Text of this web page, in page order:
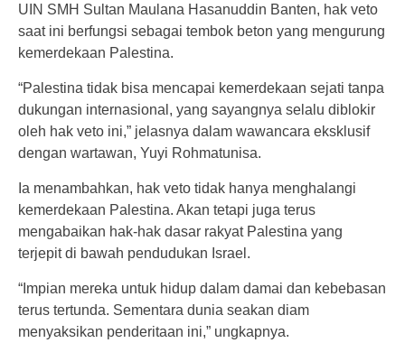
UIN SMH Sultan Maulana Hasanuddin Banten, hak veto
saat ini berfungsi sebagai tembok beton yang mengurung
kemerdekaan Palestina.
“Palestina tidak bisa mencapai kemerdekaan sejati tanpa
dukungan internasional, yang sayangnya selalu diblokir
oleh hak veto ini,” jelasnya dalam wawancara eksklusif
dengan wartawan, Yuyi Rohmatunisa.
Ia menambahkan, hak veto tidak hanya menghalangi
kemerdekaan Palestina. Akan tetapi juga terus
mengabaikan hak-hak dasar rakyat Palestina yang
terjepit di bawah pendudukan Israel.
“Impian mereka untuk hidup dalam damai dan kebebasan
terus tertunda. Sementara dunia seakan diam
menyaksikan penderitaan ini,” ungkapnya.